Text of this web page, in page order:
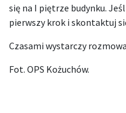
się na I piętrze budynku.
pierwszy krok i skontaktuj
Czasami wystarczy
Fot. OPS Kożuchów.